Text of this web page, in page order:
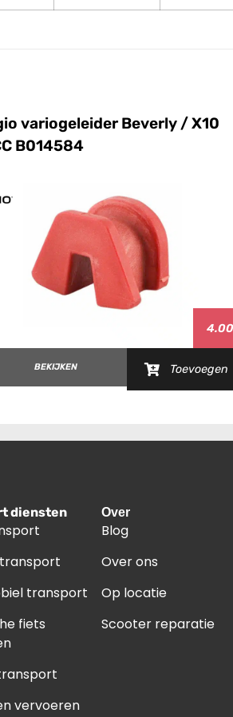
variogeleider Beverly / X10
B014584
4.00
BEKIJKEN Toevoegen
diensten
transport
fiets
vervoeren
Over
Blog
Over ons
Op locatie
Scooter reparatie